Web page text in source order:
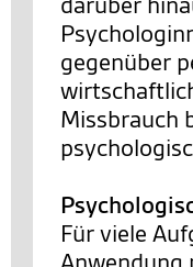
gegenüber
Missbrauch
Für viele